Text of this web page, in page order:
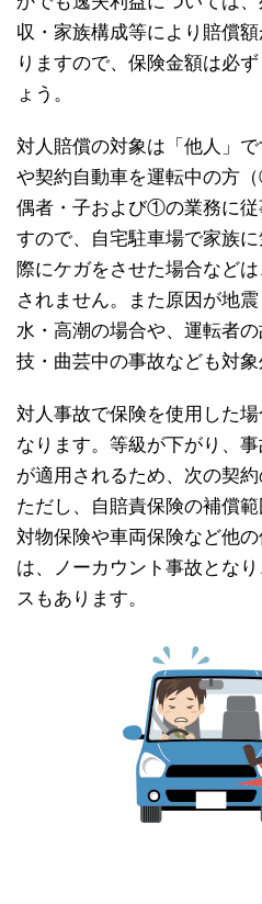
収・家族構成等により賠償
りますので、保険金額は必
ょう。
対人賠償の対象は「他人」
や契約自動車を運転中の方
偶者・子および①の業務に
すので、自宅駐車場で家族
際にケガをさせた場合など
されません。また原因が地
水・高潮の場合や、運転者
技・曲芸中の事故なども対象
対人事故で保険を使用した
なります。等級が下がり、
が適用されるため、次の契約
ただし、自賠責保険の補償範
対物保険や車両保険など他
は、ノーカウント事故とな
スもあります。